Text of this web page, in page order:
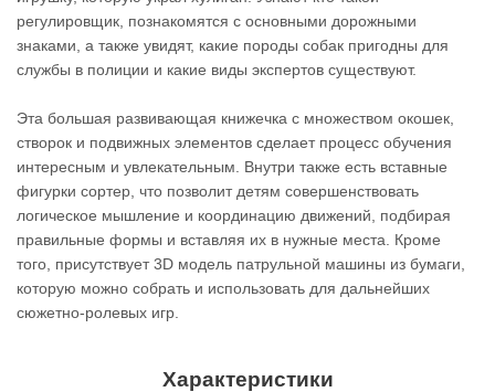
регулировщик, познакомятся с основными дорожными
знаками, а также увидят, какие породы собак пригодны для
службы в полиции и какие виды экспертов существуют.
Эта большая развивающая книжечка с множеством окошек,
створок и подвижных элементов сделает процесс обучения
интересным и увлекательным. Внутри также есть вставные
фигурки сортер, что позволит детям совершенствовать
логическое мышление и координацию движений, подбирая
правильные формы и вставляя их в нужные места. Кроме
того, присутствует 3D модель патрульной машины из бумаги,
которую можно собрать и использовать для дальнейших
сюжетно-ролевых игр.
Характеристики